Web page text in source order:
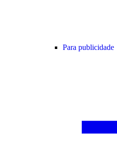
Para publicidade